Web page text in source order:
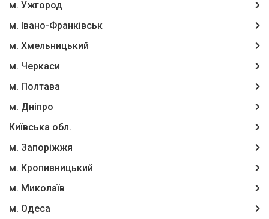
м. Ужгород
м. Івано-Франківськ
м. Хмельницький
м. Черкаси
м. Полтава
м. Дніпро
Київська обл.
м. Запоріжжя
м. Кропивницький
м. Миколаїв
м. Одеса